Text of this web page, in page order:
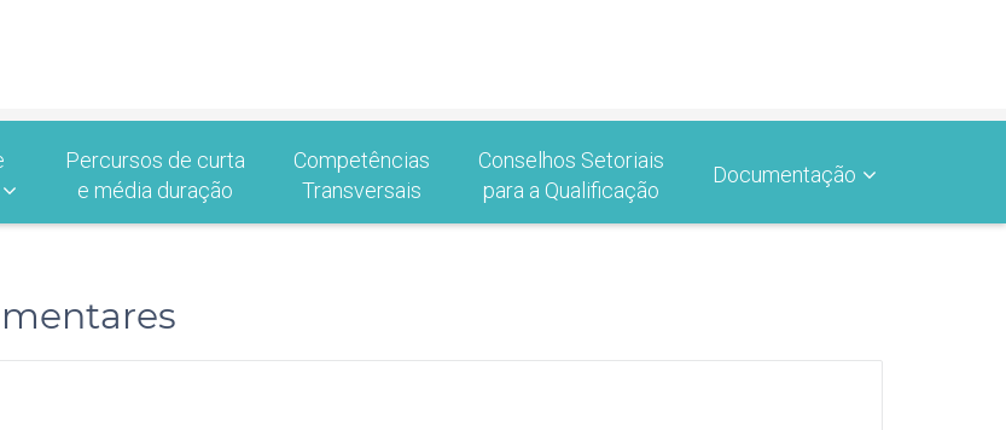
Percursos de curta
e média duração
Competências
Transversais
Conselhos Setoriais
para a Qualificação
Documentação